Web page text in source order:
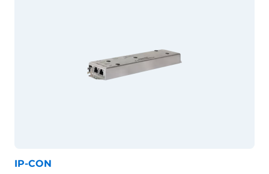
IP-CON